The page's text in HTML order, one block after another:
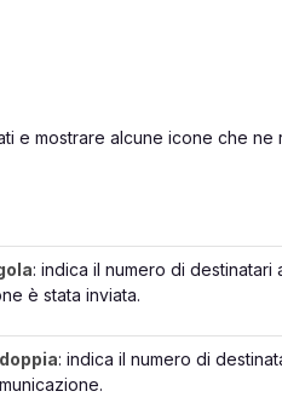
e mostrare alcune icone che ne
: indica il numero di destinatari
è stata inviata.
: indica il numero di